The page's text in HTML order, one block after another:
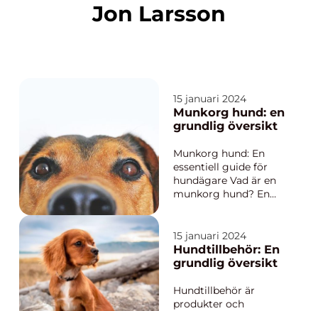
Jon Larsson
15 januari 2024
Munkorg hund: en
grundlig översikt
Munkorg hund: En
essentiell guide för
hundägare Vad är en
munkorg hund? En
hundägare som vill se
till att deras hundar
hålls säkra i olika
munkorg fungerar
som ett skyddande
15 januari 2024
Hundtillbehör: En
grundlig översikt
Hundtillbehör är
produkter och